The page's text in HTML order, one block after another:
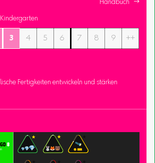
Handbuch 
3 4 5 6 7 8 9 ++
Fertigkeiten entwickeln und stärken